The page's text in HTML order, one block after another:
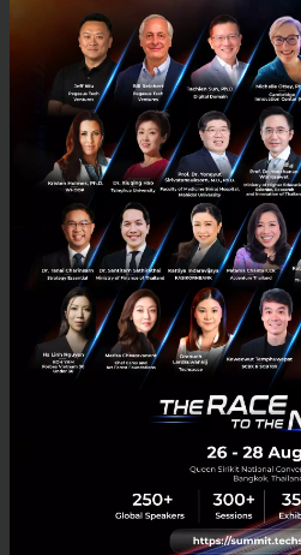
INCREDIBLE JUICE เตรียมส่ง
JUICE” สู่ตลาดน้ำผลไม้โลก มูลค่า
Startup FoodTech จากไทย INCREDIBLE
SUGAR JUICE” สู่ตลาดน้ำผลไม้โลก มูล
ตลาดสิงคโปร์ปลายปี 2023...
กันยายน 7, 2023 | ByTechsauce Team
News Tech & Biz startup increbio